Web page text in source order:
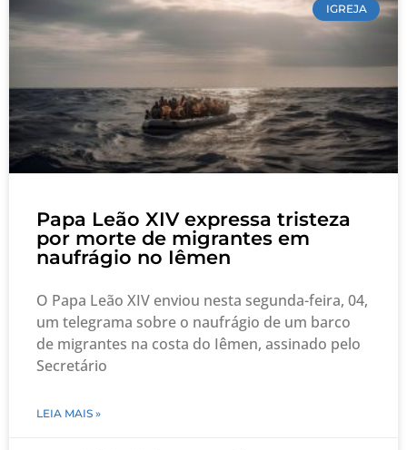
IGREJA
Papa Leão XIV expressa tristeza
por morte de migrantes em
naufrágio no Iêmen
O Papa Leão XIV enviou nesta segunda-feira, 04,
um telegrama sobre o naufrágio de um barco
de migrantes na costa do Iêmen, assinado pelo
Secretário
LEIA MAIS »